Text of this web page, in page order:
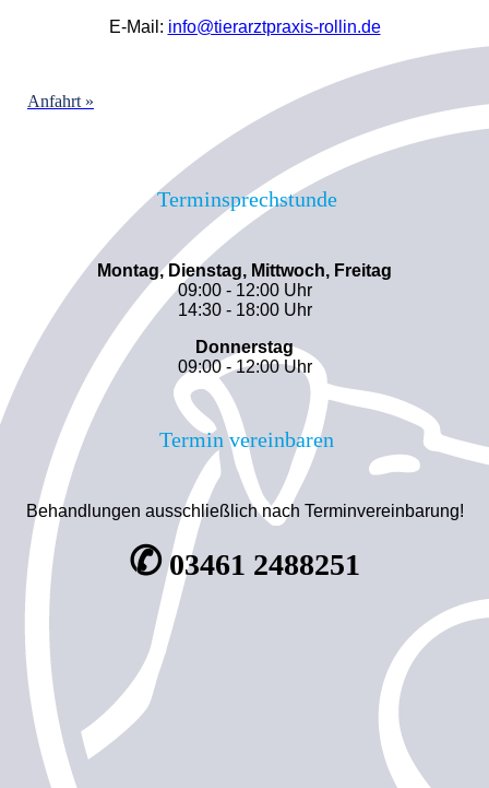
E-Mail: info@tierarztpraxis-rollin.de
Anfahrt »
Terminsprechstunde
Montag, Dienstag, Mittwoch, Freitag
09:00 - 12:00 Uhr
14:30 - 18:00 Uhr
Donnerstag
09:00 - 12:00 Uhr
Termin vereinbaren
Behandlungen ausschließlich nach Terminvereinbarung!
✆03461 2488251